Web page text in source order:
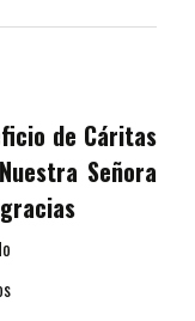
de Cáritas
Señora